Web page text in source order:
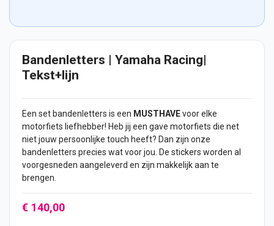
Bandenletters | Yamaha Racing|
Tekst+lijn
Een set bandenletters is een MUSTHAVEvoor elke
motorfiets liefhebber! Heb jij een gave motorfiets die net
niet jouw persoonlijke touch heeft? Dan zijn onze
bandenletters precies wat voor jou. De stickers worden al
voorgesneden aangeleverd en zijn makkelijk aan te
brengen.
€ 140,00